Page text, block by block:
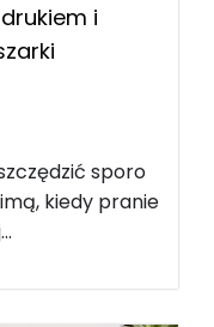
i
sporo
kiedy pranie